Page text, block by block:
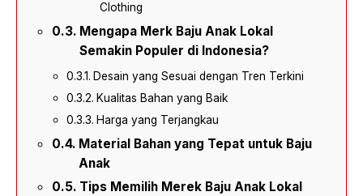
Clothing
Mengapa Merk Baju Anak Lokal
Semakin Populer di Indonesia?
Desain yang Sesuai dengan Tren Terkini
Kualitas Bahan yang Baik
Harga yang Terjangkau
Material Bahan yang Tepat untuk Baju
Anak
Tips Memilih Merek Baju Anak Lokal